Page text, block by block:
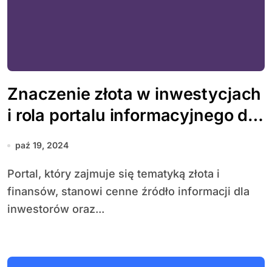
Znaczenie złota w inwestycjach
i rola portalu informacyjnego dla
inwestorów
paź 19, 2024
Portal, który zajmuje się tematyką złota i
finansów, stanowi cenne źródło informacji dla
inwestorów oraz...